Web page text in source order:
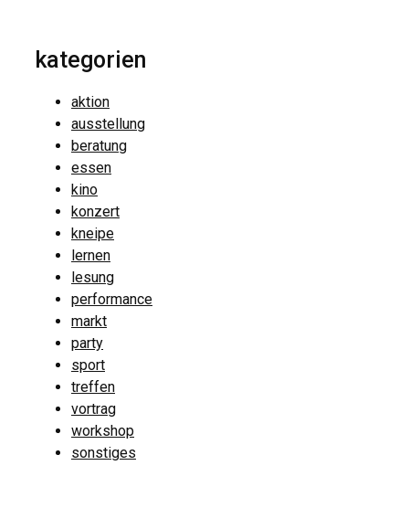
kategorien
aktion
ausstellung
beratung
essen
kino
konzert
kneipe
lernen
lesung
performance
markt
party
sport
treffen
vortrag
workshop
sonstiges